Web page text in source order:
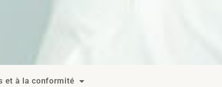
et à la conformité